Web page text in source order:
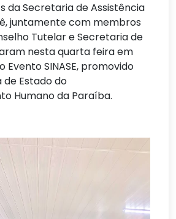
da Secretaria de Assistência
juntamente com membros
Tutelar e Secretaria de
nesta quarta feira em
Evento SINASE, promovido
Estado do
Humano da Paraíba.